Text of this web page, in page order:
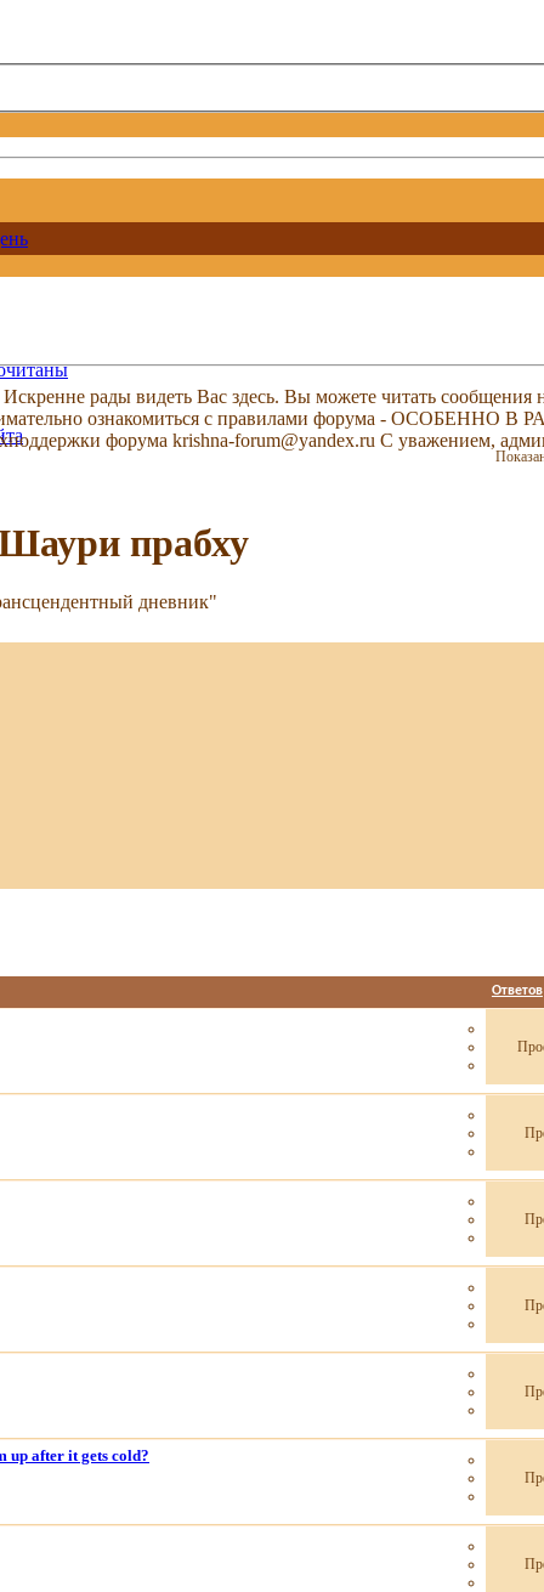
рады видеть Вас здесь. Вы можете читать сообщения
внимательно ознакомиться с правилами форума -
форума krishna-forum@yandex.ru С уважением,
прабху
дневник"
Ответов
up after it gets cold?